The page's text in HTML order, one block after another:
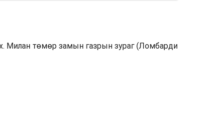
Милан төмөр замын газрын зураг (Ломбарди